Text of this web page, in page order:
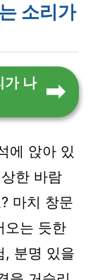
소리가
가 나
에 앉아 있
상한 바람
마치 창문
오는 듯한
, 분명 있을